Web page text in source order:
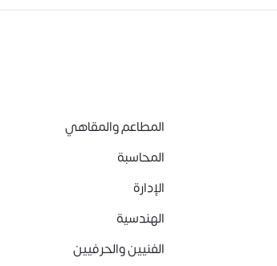
المطاعم والمقاهي
المحاسبة
الإدارة
الهندسية
الفنيين والحرفيين